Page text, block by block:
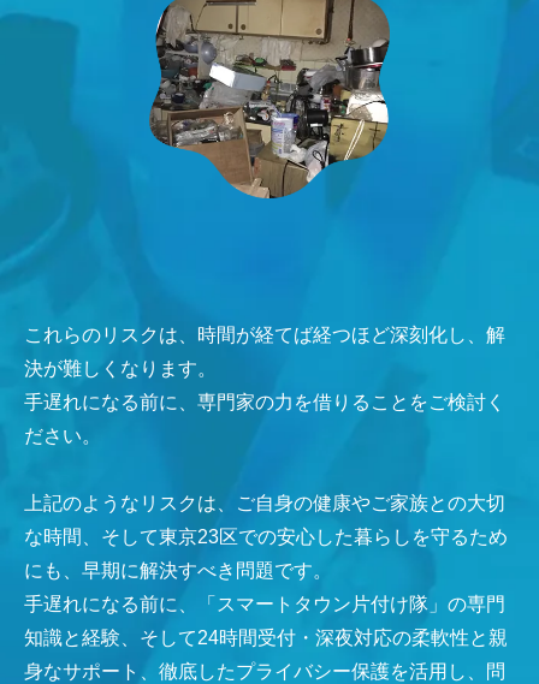
これらのリスクは、時間が経てば経つほど深刻化し、解
決が難しくなります。
手遅れになる前に、専門家の力を借りることをご検討く
ださい。
上記のようなリスクは、ご自身の健康やご家族との大切
な時間、そして東京23区での安心した暮らしを守るため
にも、早期に解決すべき問題です。
手遅れになる前に、「スマートタウン片付け隊」の専門
知識と経験、そして24時間受付・深夜対応の柔軟性と親
身なサポート、徹底したプライバシー保護を活用し、問